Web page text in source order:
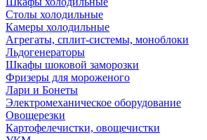
Столы холодильные
Камеры холодильные
Агрегаты, сплит-системы, моноблоки
Льдогенераторы
Шкафы шоковой заморозки
Фризеры для мороженого
Лари и Бонеты
Электромеханическое оборудование
Овощерезки
Картофелечистки, овощечистки